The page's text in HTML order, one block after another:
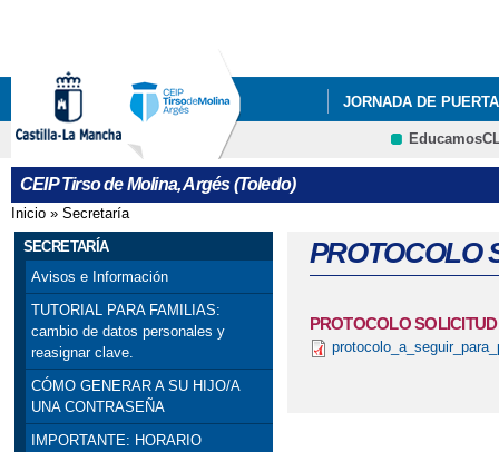
JORNADA DE
INFÓRMATE
DÍA INTERNACIONAL
PODCAST ALUMNOS
CEIP Tirso de Molina, Argés (Toledo)
Se encuentra usted aquí
Inicio » Secretaría
SECRETARÍA
Avisos e Información
TUTORIAL PARA FAMILIAS:
cambio de datos personales y
reasignar clave.
CÓMO GENERAR A SU HIJO/A
UNA CONTRASEÑA
IMPORTANTE: HORARIO
PROTOCOLO
PROTOCOLO